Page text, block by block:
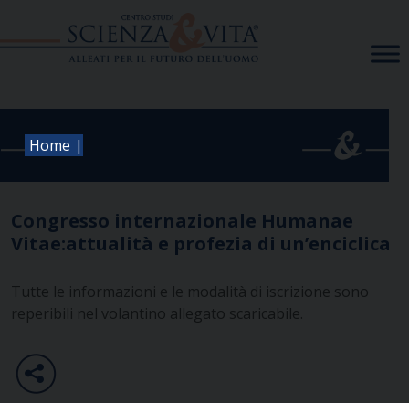
Home |
Congresso internazionale Humanae
Vitae:attualità e profezia di un’enciclica
Tutte le informazioni e le modalità di iscrizione sono
reperibili nel volantino allegato scaricabile.